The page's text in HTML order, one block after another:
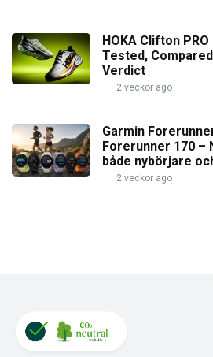
HOKA Clifton
Tested,
Verdict
2 veckor ago
Garmin
Forerunner 170 –
både nybörjare
2 veckor ago